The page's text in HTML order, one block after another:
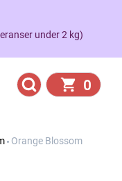
under 2 kg)
0
Orange Blossom